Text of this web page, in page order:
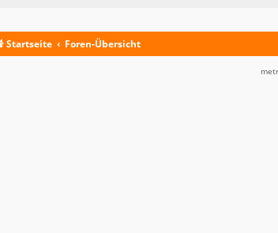
Startseite Foren-Übersicht